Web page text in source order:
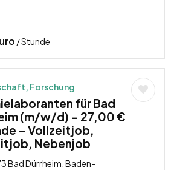
/ Stunde
Forschung
für Bad
(m/w/d) – 27,00 €
– Vollzeitjob,
Nebenjob
Bad Dürrheim, Baden-